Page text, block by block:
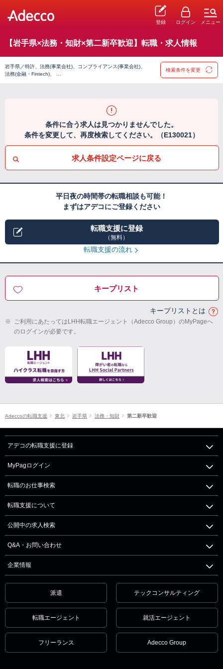
登録 ログイン メニュー
【岩手県×法務・知財×第二新卒歓迎】転職・求人情報
岩手県／特許、法務(事業会社)、コンプライアンス(事業会社)、
法務(金融・Fintech)、 …
検索条件を変更
条件に合う求人は見つかりませんでした。
条件を変更して、再度検索してください。（E130021）
求人条件設定ページに戻る
平日夜の時間帯の転職相談も可能！
まずはアデコにご登録ください
転職支援に登録
（無料）
転職支援の流れ
キープリスト
キープリストとは
※ ご利用にあたってはLHH転職エージェント（Adecco Group）のMyPageへ
のログインが必要です。
Adeccoの転職支援 東北 岩手県 法務・知財 第二新卒歓迎
アデコの転職支援に登録
MyPagログイン
転職のお仕事検索
転職支援について
公開中の求人検索
Q&A・お問い合わせ
企業情報
派遣 テックコンサルティング
転職エージェント 就活エージェント
フリーランス Adecco Group